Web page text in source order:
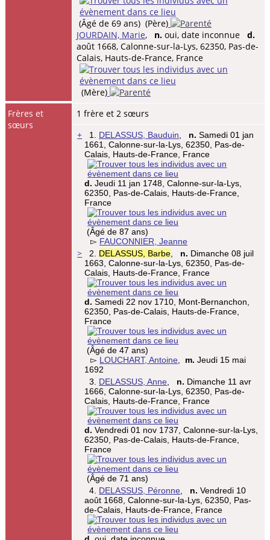
(Âgé de 69 ans) (Père)
JOURDAIN, Marie, n. oui, date inconnue d.
août 1668, Calonne-sur-la-Lys, 62350, Pas-de-
Calais, Hauts-de-France, France
(Mère)
Frères et
sœurs
1 frère et 2 sœurs
+
1. DELASSUS, Bauduin n. Samedi 01 jan
1661, Calonne-sur-la-Lys, 62350, Pas-de-
Calais, Hauts-de-France, France
d. Jeudi 11 jan 1748, Calonne-sur-la-Lys,
62350, Pas-de-Calais, Hauts-de-France,
France
(Âgé de 87 ans)
▻ FAUCONNIER, Jeanne
> 2. DELASSUS, Barbe n. Dimanche 08 juil
1663, Calonne-sur-la-Lys, 62350, Pas-de-
Calais, Hauts-de-France, France
d. Samedi 22 nov 1710, Mont-Bernanchon,
62350, Pas-de-Calais, Hauts-de-France,
France
(Âgé de 47 ans)
▻ LOUCHART, Antoine m. Jeudi 15 mai
1692
3. DELASSUS, Anne n. Dimanche 11 avr
1666, Calonne-sur-la-Lys, 62350, Pas-de-
Calais, Hauts-de-France, France
d. Vendredi 01 nov 1737, Calonne-sur-la-Lys,
62350, Pas-de-Calais, Hauts-de-France,
France
(Âgé de 71 ans)
4. DELASSUS, Péronne n. Vendredi 10
août 1668, Calonne-sur-la-Lys, 62350, Pas-
de-Calais, Hauts-de-France, France